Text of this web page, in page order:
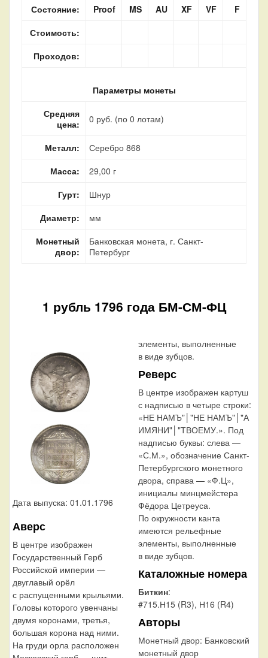
Состояние:
Proof MS AU XF VF
F
Стоимость:
Проходов:
Параметры монеты
Средняя
цена:
0 руб. (по 0 лотам)
Металл:
Серебро 868
Масса:
29,00 г
Гурт:
Шнур
Диаметр:
мм
Монетный
двор:
Банковская монета, г. Санкт-
Петербург
1 рубль 1796 года БМ-СМ-ФЦ
Дата выпуска: 01.01.1796
Аверс
В центре изображен
Государственный Герб
Российской империи —
двуглавый орёл
с распущенными крыльями.
Головы которого увенчаны
двумя коронами, третья,
большая корона над ними.
На груди орла расположен
элементы, выполненные
в виде зубцов.
Реверс
В центре изображен картуш
с надписью в четыре строки:
«НЕ НАМЪ"│"НЕ НАМЪ"│"А
ИМЯНИ"│"ТВОЕМУ.». Под
надписью буквы: слева —
«С.М.», обозначение Санкт-
Петербургского монетного
двора, справа — «Ф.Ц»,
инициалы минцмейстера
Фёдора Цетреуса.
По окружности канта
имеются рельефные
элементы, выполненные
в виде зубцов.
Каталожные номера
Биткин:
#715.Н15 (R3), Н16 (R4)
Авторы
Монетный двор: Банковский
монетный двор